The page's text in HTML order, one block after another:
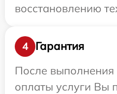
восстановлению
4
Гарантия
После выполнения
оплаты услуги Вы